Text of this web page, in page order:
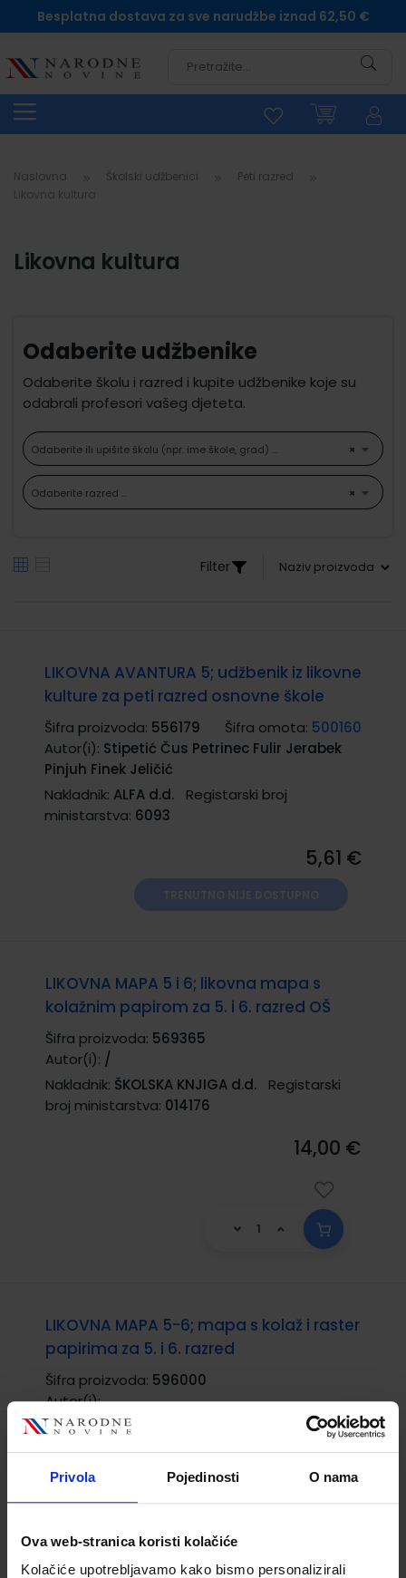
Privola Pojedinosti O nama
Ova web-stranica koristi kolačiće
Kolačiće upotrebljavamo kako bismo personalizirali
Besplatna dostava za sve narudžbe iznad 62,50 €
Naslovna Školski udžbenici
Peti razred
Likovna kultura
Odaberite udžbenike
Odaberite školu i razred i kupite udžbenike koje su
odabrali profesori vašeg djeteta.
×
Odaberite ili upišite školu (npr. ime škole, grad) ...
×
Odaberite razred ...
Filter
LIKOVNA AVANTURA 5; udžbenik iz likovne
kulture za peti razred osnovne škole
Šifra proizvoda: 556179 Šifra omota: 500160
Autor(i): Stipetić Čus Petrinec Fulir Jerabek
Pinjuh Finek Jeličić
Nakladnik: ALFA d.d.
Registarski broj
ministarstva: 6093
5,61 €
LIKOVNA MAPA 5 i 6; likovna mapa s
kolažnim papirom za 5. i 6. razred OŠ
Šifra proizvoda: 569365
Autor(i): /
Nakladnik: ŠKOLSKA KNJIGA d.d.
Registarski
broj ministarstva: 014176
14,00 €
LIKOVNA MAPA 5-6; mapa s kolaž i raster
papirima za 5. i 6. razred
Šifra proizvoda: 596000
Autor(i):
Nakladnik:ALFA d.d.
14,00 €